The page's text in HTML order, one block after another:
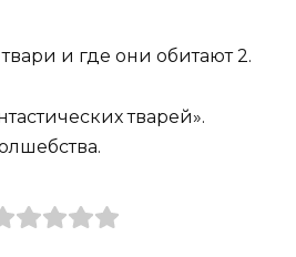
и где они обитают 2.
тварей».